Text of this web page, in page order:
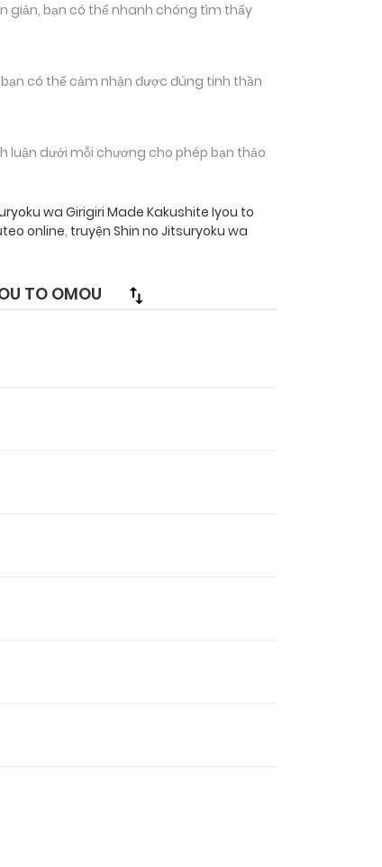
giản, bạn có thể nhanh chóng tìm thấy
có thể cảm nhận được đúng tinh thần
luận dưới mỗi chương cho phép bạn thảo
wa Girigiri Made Kakushite Iyou to
online, truyện Shin no Jitsuryoku wa
TO OMOU